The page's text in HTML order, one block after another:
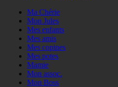
Ma Chérie
Mon Jules
Mes enfants
Mes amis
Mes copines
Mes potes
Mamie
Mon assoc.
Mon Boss